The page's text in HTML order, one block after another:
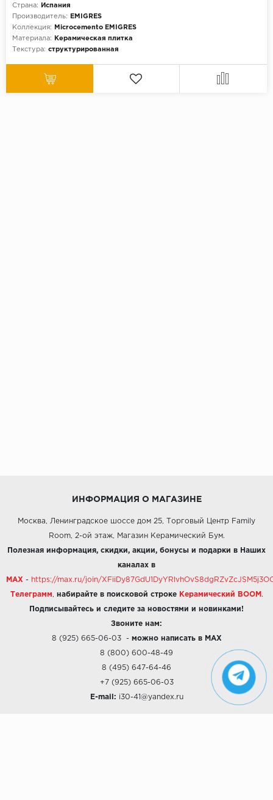
Страна:
Испания
Производитель:
EMIGRES
Коллекция:
Microcemento EMIGRES
Материала:
Керамическая плитка
Текстура: структурированная
ИНФОРМАЦИЯ О МАГАЗИНЕ
Москва, Ленинградское шоссе дом 25, Торговый Центр Family
Room, 2-ой этаж, Магазин Керамический Бум.
Полезная информация, скидки, акции, бонусы и подарки в Наших
каналах в
MAX - https://max.ru/join/
Телеграмм набирайте в поисковой строке Керамический BOOM .
Подписывайтесь и следите за новостями и новинками!
Звоните нам:
8 (925) 665-06-03- можно написать в MAX
8 (800) 600-48-49
8 (495) 647-64-46
+7 (925) 665-06-03
E-mail: i30-41@yandex.ru